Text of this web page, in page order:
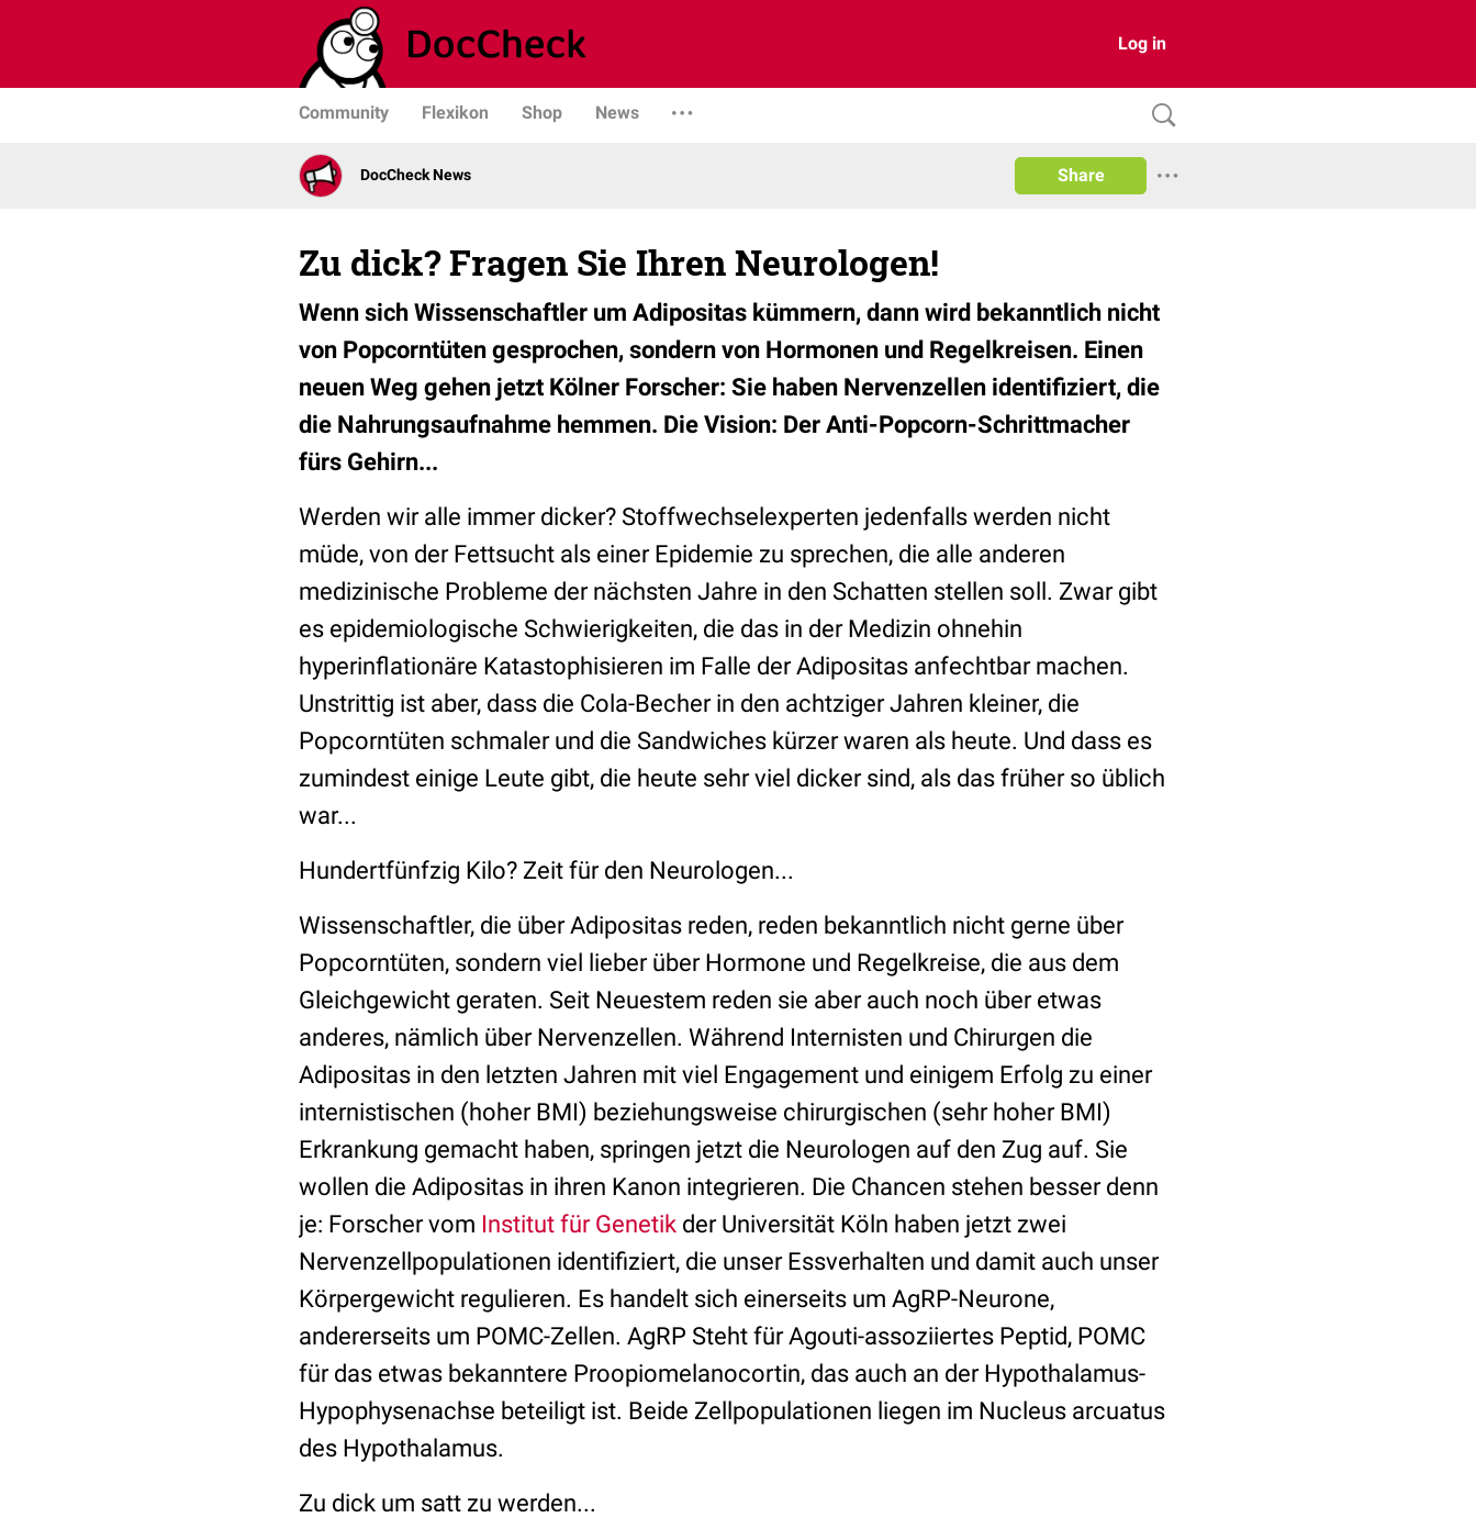
Log in
Community Flexikon Shop News
DocCheck News Share
Zu dick? Fragen Sie Ihren Neurologen!
Wenn sich Wissenschaftler um Adipositas kümmern, dann wird bekanntlich nicht
von Popcorntüten gesprochen, sondern von Hormonen und Regelkreisen. Einen
neuen Weg gehen jetzt Kölner Forscher: Sie haben Nervenzellen identifiziert, die
die Nahrungsaufnahme hemmen. Die Vision: Der Anti-Popcorn-Schrittmacher
fürs Gehirn...
Werden wir alle immer dicker? Stoffwechselexperten jedenfalls werden nicht
müde, von der Fettsucht als einer Epidemie zu sprechen, die alle anderen
medizinische Probleme der nächsten Jahre in den Schatten stellen soll. Zwar gibt
es epidemiologische Schwierigkeiten, die das in der Medizin ohnehin
hyperinflationäre Katastophisieren im Falle der Adipositas anfechtbar machen.
Unstrittig ist aber, dass die Cola-Becher in den achtziger Jahren kleiner, die
Popcorntüten schmaler und die Sandwiches kürzer waren als heute. Und dass es
zumindest einige Leute gibt, die heute sehr viel dicker sind, als das früher so üblich
war...
Hundertfünfzig Kilo? Zeit für den Neurologen...
Wissenschaftler, die über Adipositas reden, reden bekanntlich nicht gerne über
Popcorntüten, sondern viel lieber über Hormone und Regelkreise, die aus dem
Gleichgewicht geraten. Seit Neuestem reden sie aber auch noch über etwas
anderes, nämlich über Nervenzellen. Während Internisten und Chirurgen die
Adipositas in den letzten Jahren mit viel Engagement und einigem Erfolg zu einer
internistischen (hoher BMI) beziehungsweise chirurgischen (sehr hoher BMI)
Erkrankung gemacht haben, springen jetzt die Neurologen auf den Zug auf. Sie
wollen die Adipositas in ihren Kanon integrieren. Die Chancen stehen besser denn
je: Forscher vom Institut für Genetik der Universität Köln haben jetzt zwei
Nervenzellpopulationen identifiziert, die unser Essverhalten und damit auch unser
Körpergewicht regulieren. Es handelt sich einerseits um AgRP-Neurone,
andererseits um POMC-Zellen. AgRP Steht für Agouti-assoziiertes Peptid, POMC
für das etwas bekanntere Proopiomelanocortin, das auch an der Hypothalamus-
Hypophysenachse beteiligt ist. Beide Zellpopulationen liegen im Nucleus arcuatus
des Hypothalamus.
Zu dick um satt zu werden...